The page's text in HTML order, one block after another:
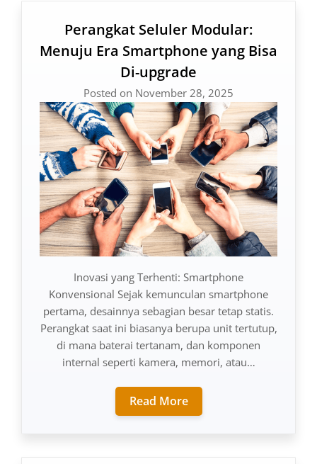
Perangkat Seluler Modular:
Menuju Era Smartphone yang Bisa
Di-upgrade
Posted on November 28, 2025
Inovasi yang Terhenti: Smartphone
Konvensional Sejak kemunculan smartphone
pertama, desainnya sebagian besar tetap statis.
Perangkat saat ini biasanya berupa unit tertutup,
di mana baterai tertanam, dan komponen
internal seperti kamera, memori, atau…
Read More